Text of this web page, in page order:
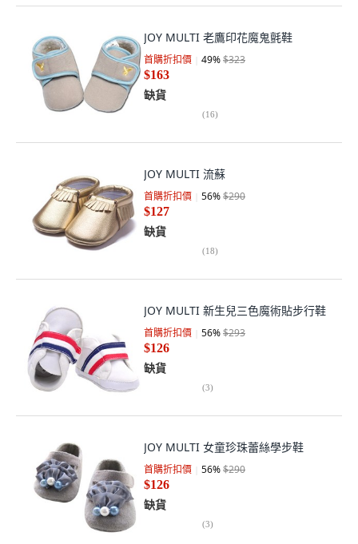
JOY MULTI 老鷹印花魔鬼氈鞋
首購折扣價 49%$323
$163
缺貨
(16)
JOY MULTI 流蘇
首購折扣價 56%$290
$127
缺貨
(18)
JOY MULTI 新生兒三色魔術貼步行鞋
首購折扣價 56%$293
$126
缺貨
(3)
JOY MULTI 女童珍珠蕾絲學步鞋
首購折扣價 56%$290
$126
缺貨
(3)